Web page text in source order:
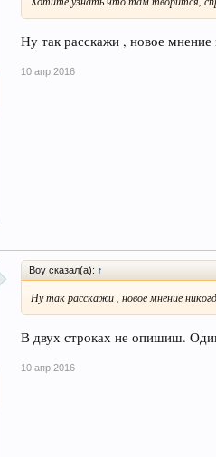
Ну так расскажи , новое
10 апр 2016
Boy сказал(а): ↑
Ну так расскажи , новое мнение
В двух строках не опишиш.
10 апр 2016